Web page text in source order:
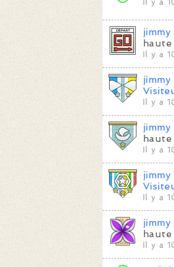
Il y a
Il y a
Il y a
Il y a
Il y a
Il y a